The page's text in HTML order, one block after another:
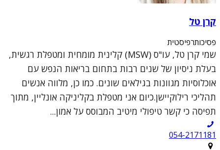
קרן טל
פסיכותרפיסטית
שמי קרן טל, עו"ס (MSW) קלינית מומחית ומטפלת רגשית,
בעלת ניסיון של שנים רבות בתחום בריאות הנפש עם
אוכלוסיות מגוונות בגילאים שונים. כמו כן, מלווה אנשים
תהליכי רילוקיישן.כיום אני מטפלת בקליניקה אונליין, מתוך
תפיסה כי קשר טיפולי מיטיב המבוסס על אמון...
054-2171181